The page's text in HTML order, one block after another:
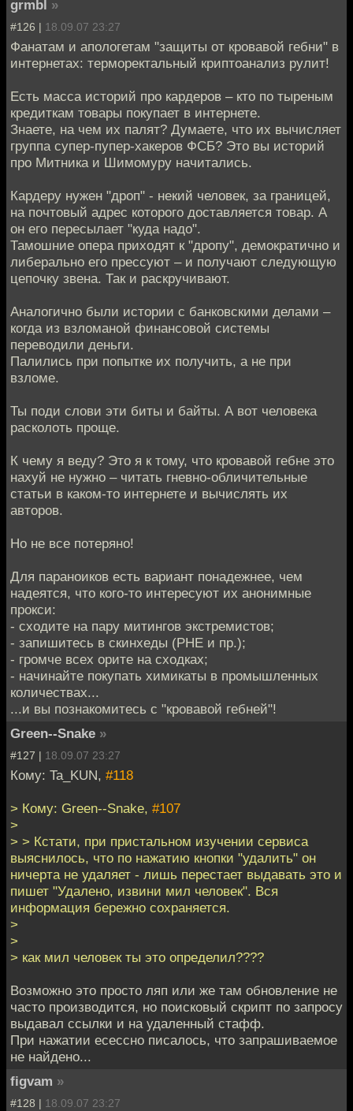
grmbl »
#126 | 18.09.07 23:27
Фанатам и апологетам "защиты от кровавой гебни" в
интернетах: терморектальный криптоанализ рулит!
Есть масса историй про кардеров – кто по тыреным
кредиткам товары покупает в интернете.
Знаете, на чем их палят? Думаете, что их вычисляет
группа супер-пупер-хакеров ФСБ? Это вы историй
про Митника и Шимомуру начитались.
Кардеру нужен "дроп" - некий человек, за границей,
на почтовый адрес которого доставляется товар. А
он его пересылает "куда надо".
Тамошние опера приходят к "дропу", демократично и
либерально его прессуют – и получают следующую
цепочку звена. Так и раскручивают.
Аналогично были истории с банковскими делами –
когда из взломаной финансовой системы
переводили деньги.
Палились при попытке их получить, а не при
взломе.
Ты поди слови эти биты и байты. А вот человека
расколоть проще.
К чему я веду? Это я к тому, что кровавой гебне это
нахуй не нужно – читать гневно-обличительные
статьи в каком-то интернете и вычислять их
авторов.
Но не все потеряно!
Для параноиков есть вариант понадежнее, чем
надеятся, что кого-то интересуют их анонимные
прокси:
- сходите на пару митингов экстремистов;
- запишитесь в скинхеды (РНЕ и пр.);
- громче всех орите на сходках;
- начинайте покупать химикаты в промышленных
количествах...
...и вы познакомитесь с "кровавой гебней"!
Green--Snake »
#127 | 18.09.07 23:27
Кому: Ta_KUN, #118
> Кому: Green--Snake, #107
>
> > Кстати, при пристальном изучении сервиса
выяснилось, что по нажатию кнопки "удалить" он
ничерта не удаляет - лишь перестает выдавать это и
пишет "Удалено, извини мил человек". Вся
информация бережно сохраняется.
>
>
> как мил человек ты это определил????
Возможно это просто ляп или же там обновление не
часто производится, но поисковый скрипт по запросу
выдавал ссылки и на удаленный стафф.
При нажатии есессно писалось, что запрашиваемое
не найдено...
figvam »
#128 | 18.09.07 23:27